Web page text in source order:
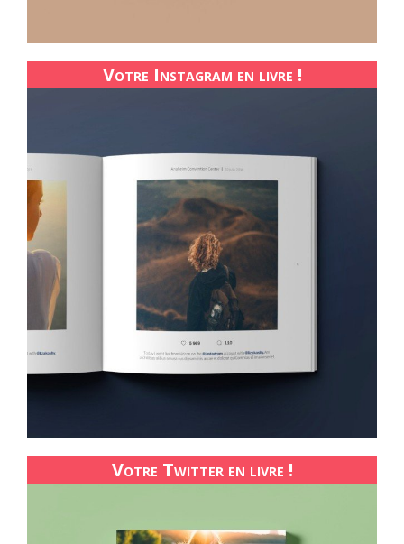
Votre Instagram en livre !
Votre Twitter en livre !